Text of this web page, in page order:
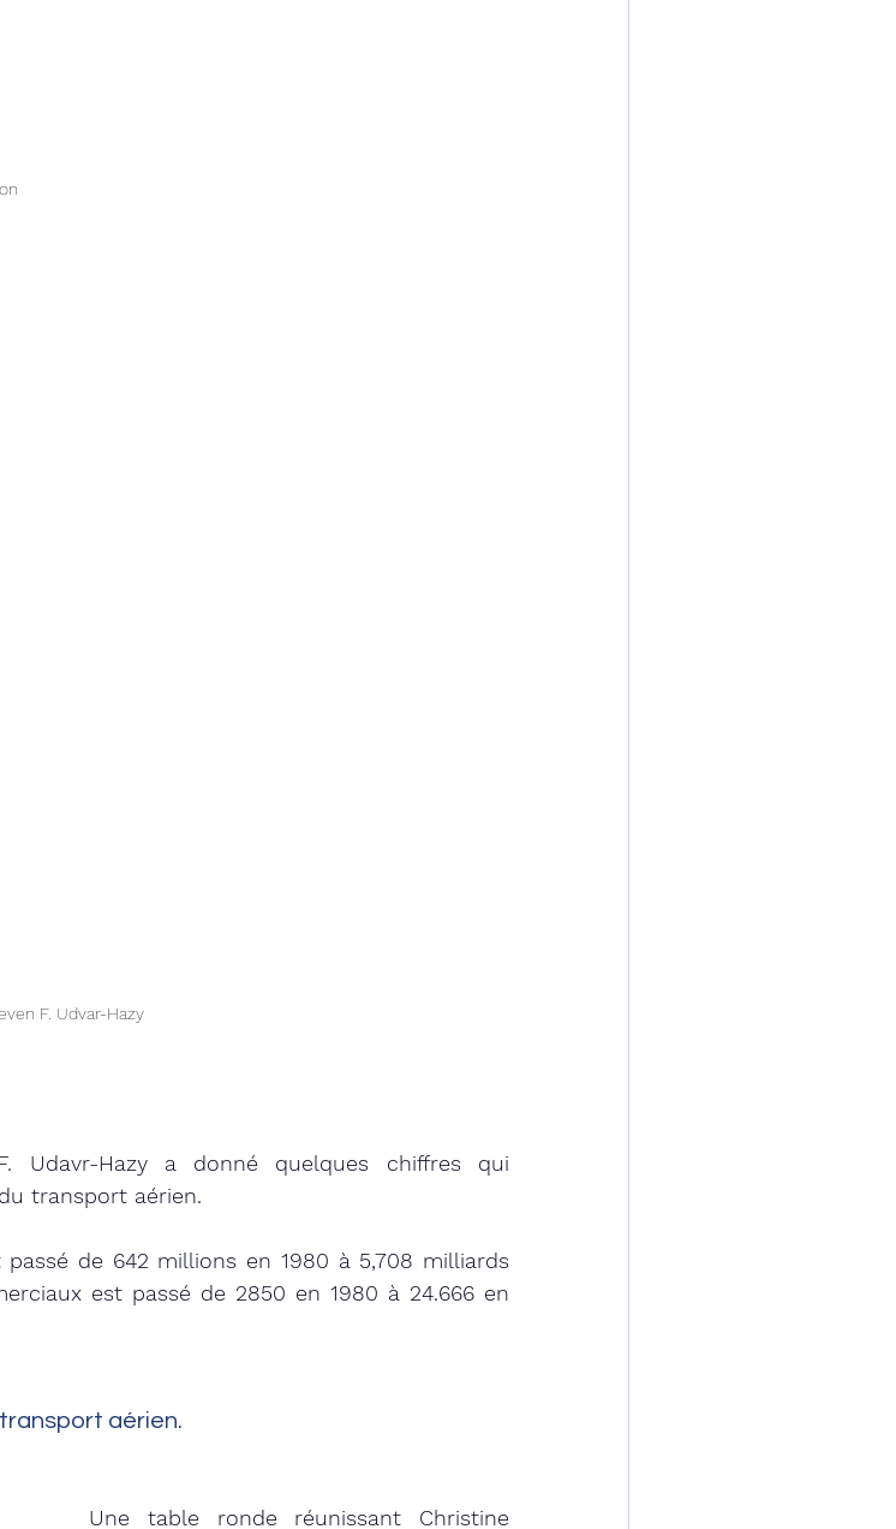
F. Udvar-Hazy
Udavr-Hazy a donné quelques chiffres qui
transport aérien.
de 642 millions en 1980 à 5,708 milliards
est passé de 2850 en 1980 à 24.666 en
aérien.
Une table ronde réunissant Christine